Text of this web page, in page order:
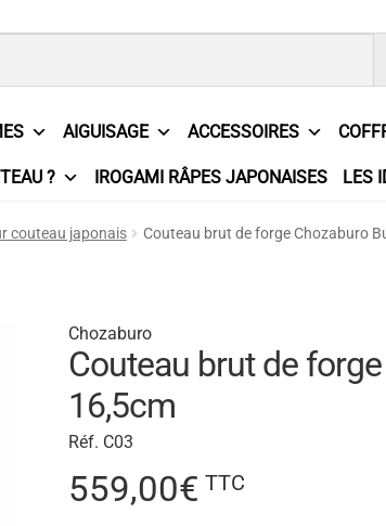
AIGUISAGE ACCESSOIRES
? IROGAMI RÂPES JAPONAISES LES
Vente Contact Demande de devis Expédition
Revue de presse Téléchargements
couteau japonais Couteau brut de forge Chozaburo
Chozaburo
Couteau brut de
16,5cm
Réf. C03
559,00€ TTC